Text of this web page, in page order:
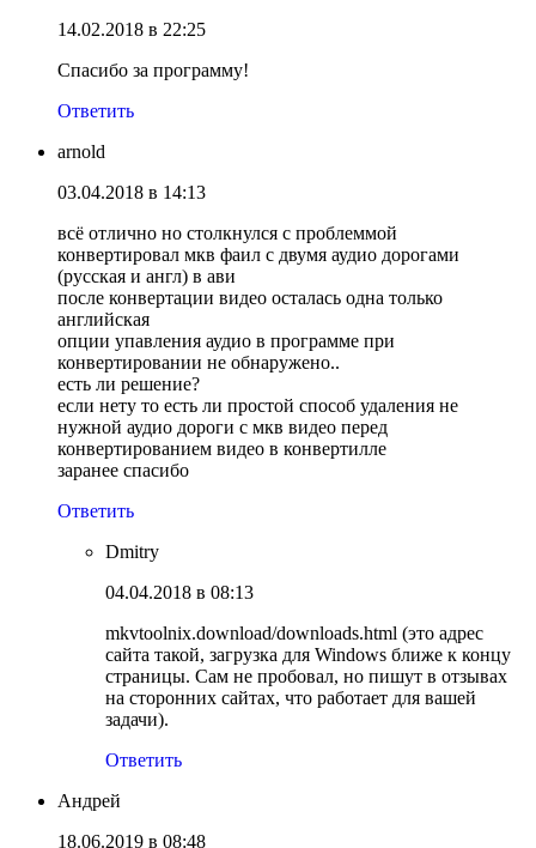
14.02.2018 в 22:25
Спасибо за программу!
Ответить
arnold
03.04.2018 в 14:13
всё отлично но столкнулся с проблеммой
конвертировал мкв фаил с двумя аудио дорогами
(русская и англ) в ави
после конвертации видео осталась одна только
английская
опции упавления аудио в программе при
конвертировании не обнаружено..
есть ли решение?
если нету то есть ли простой способ удаления не
нужной аудио дороги с мкв видео перед
конвертированием видео в конвертилле
заранее спасибо
Ответить
Dmitry
04.04.2018 в 08:13
mkvtoolnix.download/downloads.html (это адрес
сайта такой, загрузка для Windows ближе к концу
страницы. Сам не пробовал, но пишут в отзывах
на сторонних сайтах, что работает для вашей
задачи).
Ответить
Андрей
18.06.2019 в 08:48